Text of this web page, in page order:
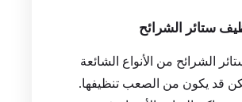
ستائر الشرائح
الشرائح من الأنواع الشائعة
قد يكون من الصعب تنظيفها.